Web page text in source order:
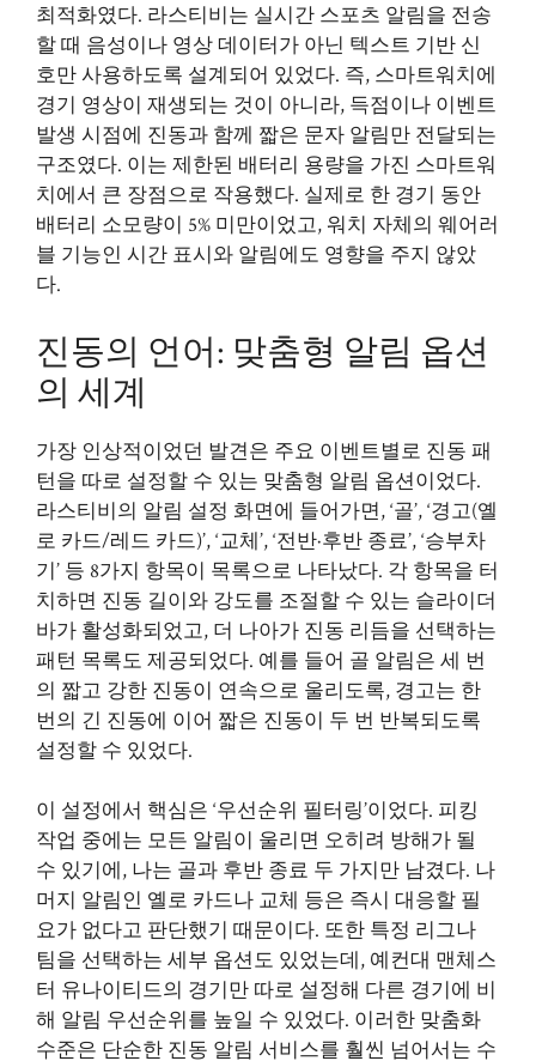
최적화였다. 라스티비는 실시간 스포츠 알림을 전송
할 때 음성이나 영상 데이터가 아닌 텍스트 기반 신
호만 사용하도록 설계되어 있었다. 즉, 스마트워치에
경기 영상이 재생되는 것이 아니라, 득점이나 이벤트
발생 시점에 진동과 함께 짧은 문자 알림만 전달되는
구조였다. 이는 제한된 배터리 용량을 가진 스마트워
치에서 큰 장점으로 작용했다. 실제로 한 경기 동안
배터리 소모량이 5% 미만이었고, 워치 자체의 웨어러
블 기능인 시간 표시와 알림에도 영향을 주지 않았
다.
진동의 언어: 맞춤형 알림 옵션
의 세계
가장 인상적이었던 발견은 주요 이벤트별로 진동 패
턴을 따로 설정할 수 있는 맞춤형 알림 옵션이었다.
라스티비의 알림 설정 화면에 들어가면, ‘골’, ‘경고(옐
로 카드/레드 카드)’, ‘교체’, ‘전반·후반 종료’, ‘승부차
기’ 등 8가지 항목이 목록으로 나타났다. 각 항목을 터
치하면 진동 길이와 강도를 조절할 수 있는 슬라이더
바가 활성화되었고, 더 나아가 진동 리듬을 선택하는
패턴 목록도 제공되었다. 예를 들어 골 알림은 세 번
의 짧고 강한 진동이 연속으로 울리도록, 경고는 한
번의 긴 진동에 이어 짧은 진동이 두 번 반복되도록
설정할 수 있었다.
이 설정에서 핵심은 ‘우선순위 필터링’이었다. 피킹
작업 중에는 모든 알림이 울리면 오히려 방해가 될
수 있기에, 나는 골과 후반 종료 두 가지만 남겼다. 나
머지 알림인 옐로 카드나 교체 등은 즉시 대응할 필
요가 없다고 판단했기 때문이다. 또한 특정 리그나
팀을 선택하는 세부 옵션도 있었는데, 예컨대 맨체스
터 유나이티드의 경기만 따로 설정해 다른 경기에 비
해 알림 우선순위를 높일 수 있었다. 이러한 맞춤화
수준은 단순한 진동 알림 서비스를 훨씬 넘어서는 수